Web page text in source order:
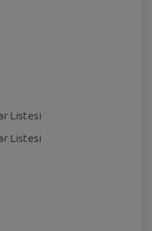
Listesi
Listesi